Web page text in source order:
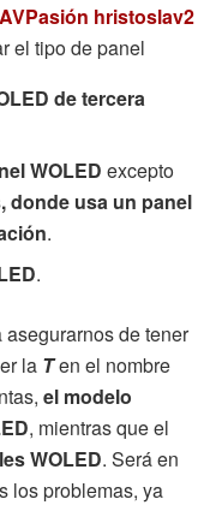
hristoslav2
el tipo de panel
de tercera
WOLED excepto
donde usa un panel
.
.
de tener
la Ten el nombre
el modelo
, mientras que el
WOLED. Será en
los problemas, ya